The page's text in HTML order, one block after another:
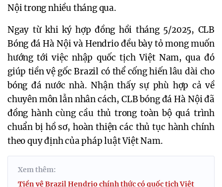
Nội trong nhiều tháng qua.
Ngay từ khi ký hợp đồng hồi tháng 5/2025, CLB
Bóng đá Hà Nội và Hendrio đều bày tỏ mong muốn
hướng tới việc nhập quốc tịch Việt Nam, qua đó
giúp tiền vệ gốc Brazil có thể cống hiến lâu dài cho
bóng đá nước nhà. Nhận thấy sự phù hợp cả về
chuyên môn lẫn nhân cách, CLB bóng đá Hà Nội đã
đồng hành cùng cầu thủ trong toàn bộ quá trình
chuẩn bị hồ sơ, hoàn thiện các thủ tục hành chính
theo quy định của pháp luật Việt Nam.
Xem thêm:
Tiền vệ Brazil Hendrio chính thức có quốc tịch Việt